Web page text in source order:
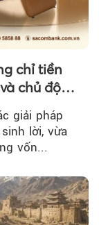
chỉ tiền
chủ động
giải pháp
lời, vừa
vốn...